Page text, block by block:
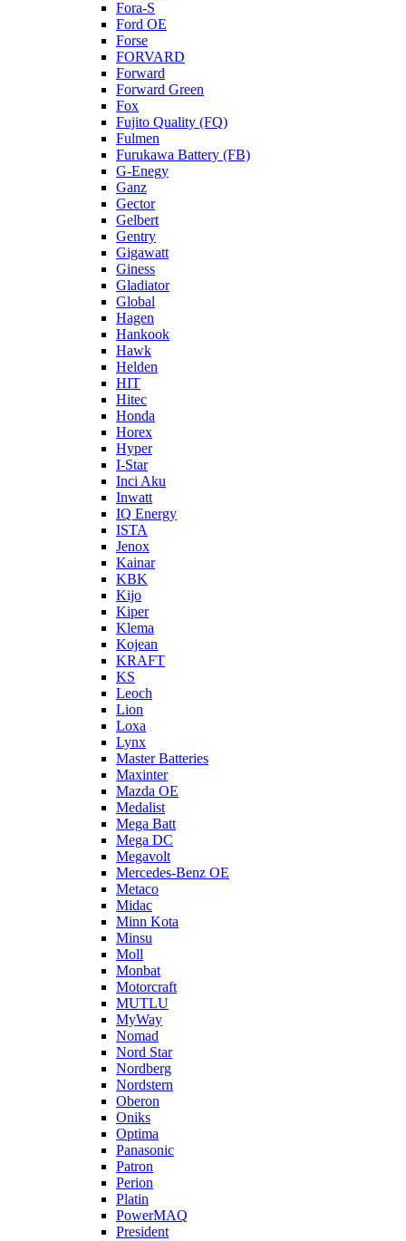
Fora-S
Ford OE
Forse
FORVARD
Forward
Forward Green
Fox
Fujito Quality (FQ)
Fulmen
Furukawa Battery (FB)
G-Enegy
Ganz
Gector
Gelbert
Gentry
Gigawatt
Giness
Gladiator
Global
Hagen
Hankook
Hawk
Helden
HIT
Hitec
Honda
Horex
Hyper
I-Star
Inci Aku
Inwatt
IQ Energy
ISTA
Jenox
Kainar
KBK
Kijo
Kiper
Klema
Kojean
KRAFT
KS
Leoch
Lion
Loxa
Lynx
Master Batteries
Maxinter
Mazda OE
Medalist
Mega Batt
Mega DC
Megavolt
Mercedes-Benz OE
Metaco
Midac
Minn Kota
Minsu
Moll
Monbat
Motorcraft
MUTLU
MyWay
Nomad
Nord Star
Nordberg
Nordstern
Oberon
Oniks
Optima
Panasonic
Patron
Perion
Platin
PowerMAQ
President